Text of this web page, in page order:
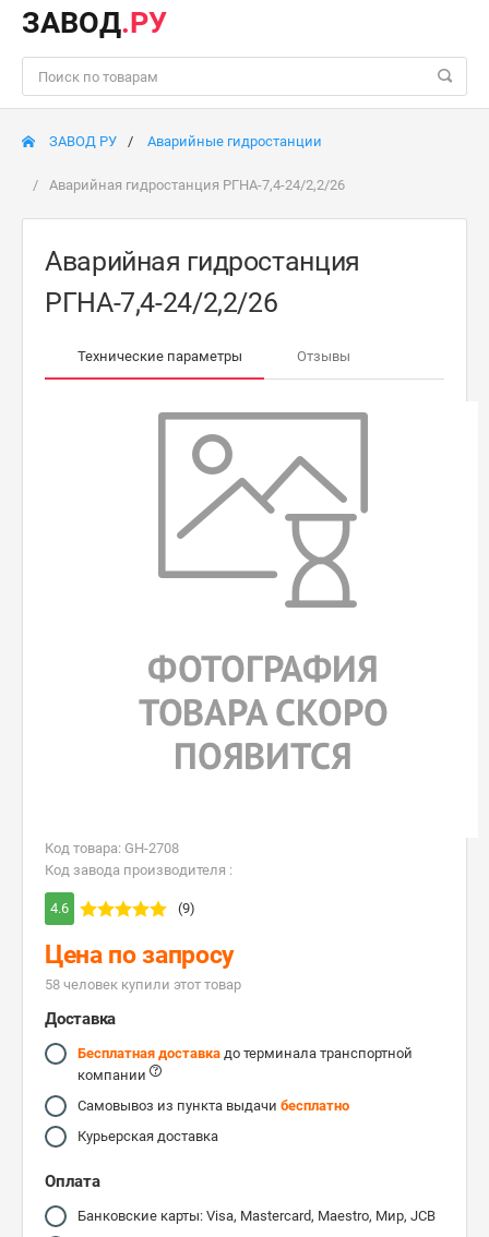
ЗАВОД.РУ
ЗАВОД РУ Аварийные гидростанции
Аварийная гидростанция РГНА-7,4-24/2,2/26
Аварийная гидростанция
РГНА-7,4-24/2,2/26
Технические параметры Отзывы
Код товара: GH-2708
Код завода производителя :
4.6 (9)
Цена по запросу
58 человек купили этот товар
Доставка
Бесплатная доставка до терминала транспортной
компании
Самовывоз из пункта выдачи бесплатно
Курьерская доставка
Оплата
Банковские карты: Visa, Mastercard, Maestro, Мир, JCB